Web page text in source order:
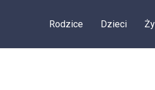
Rodzice Dzieci